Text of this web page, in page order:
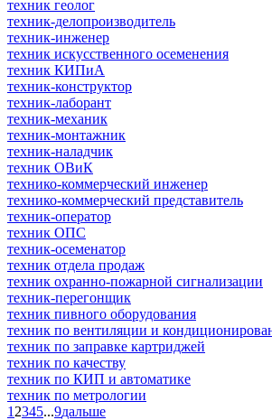
техник геолог
техник-делопроизводитель
техник-инженер
техник искусственного осеменения
техник КИПиА
техник-конструктор
техник-лаборант
техник-механик
техник-монтажник
техник-наладчик
техник ОВиК
технико-коммерческий инженер
технико-коммерческий представитель
техник-оператор
техник ОПС
техник-осеменатор
техник отдела продаж
техник охранно-пожарной сигнализации
техник-перегонщик
техник пивного оборудования
техник по вентиляции и
техник по заправке картриджей
техник по качеству
техник по КИП и автоматике
техник по метрологии
1 2345...9дальше